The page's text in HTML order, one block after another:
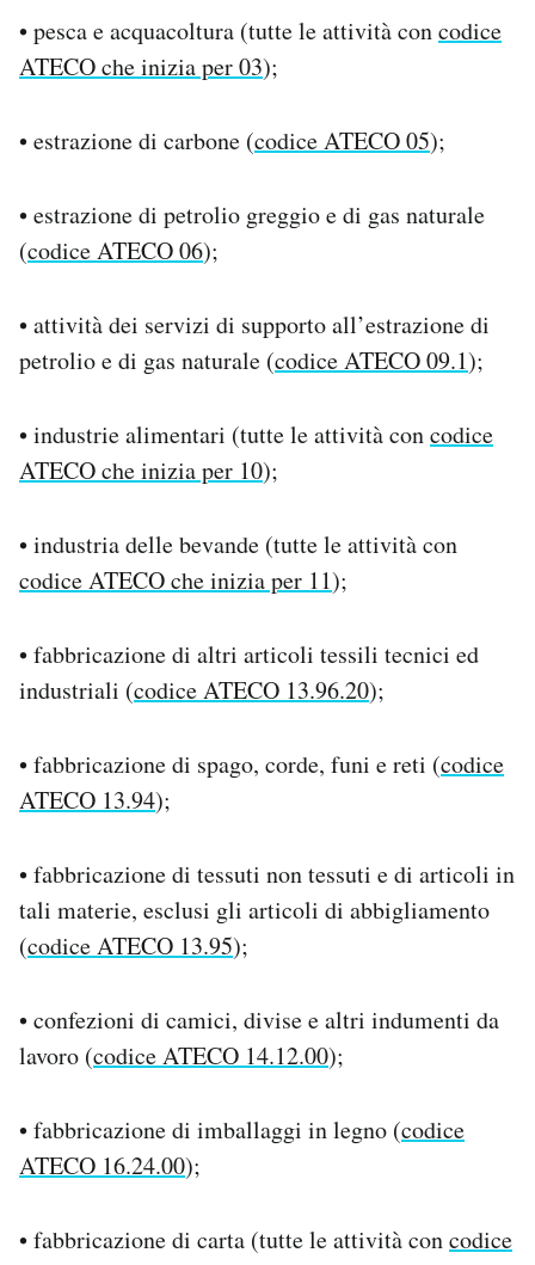
• pesca e acquacoltura (tutte le attività concodice
ATECO che inizia per 03);
• estrazione di carbone (codice ATECO 05);
• estrazione di petrolio greggio e di gas naturale
(codice ATECO 06);
• attività dei servizi di supporto all’estrazione di
petrolio e di gas naturale (codice ATECO 09.1);
• industrie alimentari (tutte le attività concodice
ATECO che inizia per 10);
• industria delle bevande (tutte le attività con
codice ATECO che inizia per 11);
• fabbricazione di altri articoli tessili tecnici ed
industriali (codice ATECO 13.96.20);
• fabbricazione di spago, corde, funi e reti (codice
ATECO 13.94);
• fabbricazione di tessuti non tessuti e di articoli in
tali materie, esclusi gli articoli di abbigliamento
(codice ATECO 13.95);
• confezioni di camici, divise e altri indumenti da
lavoro (codice ATECO 14.12.00);
• fabbricazione di imballaggi in legno (codice
ATECO 16.24.00);
• fabbricazione di carta (tutte le attività concodice